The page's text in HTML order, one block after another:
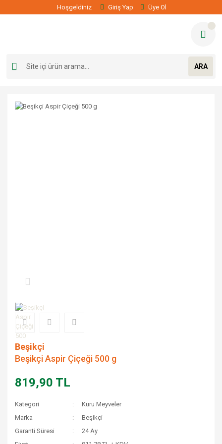
Hoşgeldiniz Giriş Yap Üye Ol
ARA
Beşikçi
Beşikçi Aspir Çiçeği 500 g
819,90 TL
Kategori
Kuru Meyveler
Marka
Beşikçi
Garanti Süresi
24 Ay